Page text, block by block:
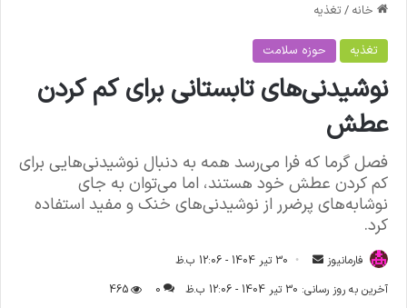
خانه / تغذیه
تغذیه حوزه سلامت
نوشیدنی‌های تابستانی برای کم کردن
عطش
فصل گرما که فرا می‌رسد همه به دنبال نوشیدنی‌هایی برای
کم کردن عطش خود هستند، اما می‌توان به جای
نوشابه‌های پرضرر از نوشیدنی‌های خنک و مفید استفاده
کرد.
فارمانیوز
30 تیر 1404 - 12:06 ب.ظ
آخرین به روز رسانی: 30 تیر 1404 - 12:06 ب.ظ
0
465